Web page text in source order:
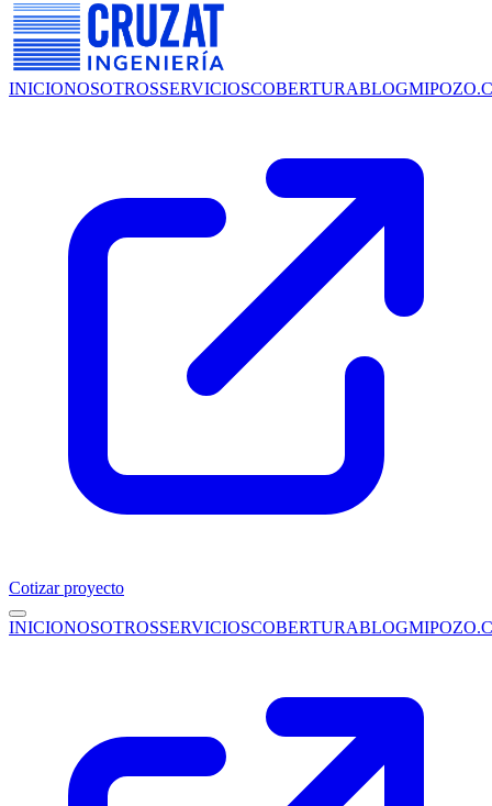
INICIONOSOTROSSERVICIOSCOBERTURABLOG
Cotizar proyecto
INICIONOSOTROSSERVICIOSCOBERTURABLOG